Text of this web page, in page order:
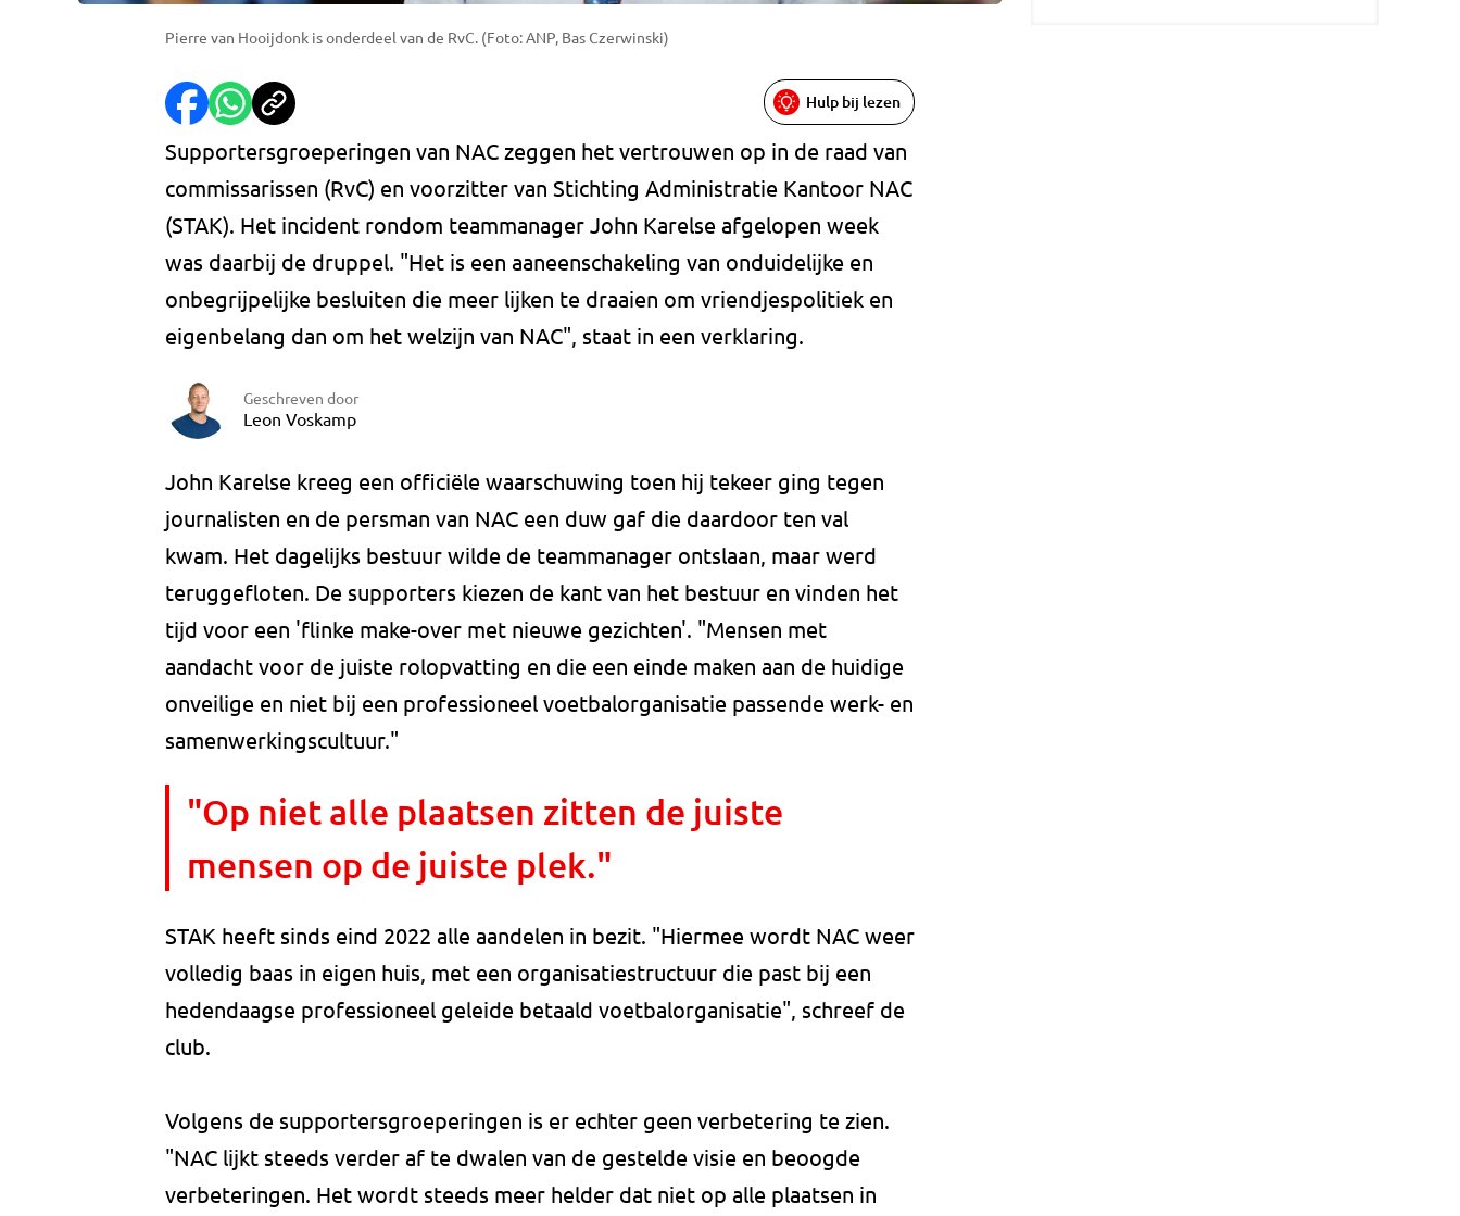
Pierre van Hooijdonk is onderdeel van de RvC. (Foto: ANP, Bas Czerwinski)
Hulp bij lezen
Supportersgroeperingen van NAC zeggen het vertrouwen op in de raad van
commissarissen (RvC) en voorzitter van Stichting Administratie Kantoor NAC
(STAK). Het incident rondom teammanager John Karelse afgelopen week
was daarbij de druppel. "Het is een aaneenschakeling van onduidelijke en
onbegrijpelijke besluiten die meer lijken te draaien om vriendjespolitiek en
eigenbelang dan om het welzijn van NAC", staat in een verklaring.
Geschreven door
Leon Voskamp
John Karelse kreeg een officiële waarschuwing toen hij tekeer ging tegen
journalisten en de persman van NAC een duw gaf die daardoor ten val
kwam. Het dagelijks bestuur wilde de teammanager ontslaan, maar werd
teruggefloten. De supporters kiezen de kant van het bestuur en vinden het
tijd voor een 'flinke make-over met nieuwe gezichten'. "Mensen met
aandacht voor de juiste rolopvatting en die een einde maken aan de huidige
onveilige en niet bij een professioneel voetbalorganisatie passende werk- en
samenwerkingscultuur."
"Op niet alle plaatsen zitten de juiste
mensen op de juiste plek."
STAK heeft sinds eind 2022 alle aandelen in bezit. "Hiermee wordt NAC weer
volledig baas in eigen huis, met een organisatiestructuur die past bij een
hedendaagse professioneel geleide betaald voetbalorganisatie", schreef de
club.
Volgens de supportersgroeperingen is er echter geen verbetering te zien.
"NAC lijkt steeds verder af te dwalen van de gestelde visie en beoogde
verbeteringen. Het wordt steeds meer helder dat niet op alle plaatsen in